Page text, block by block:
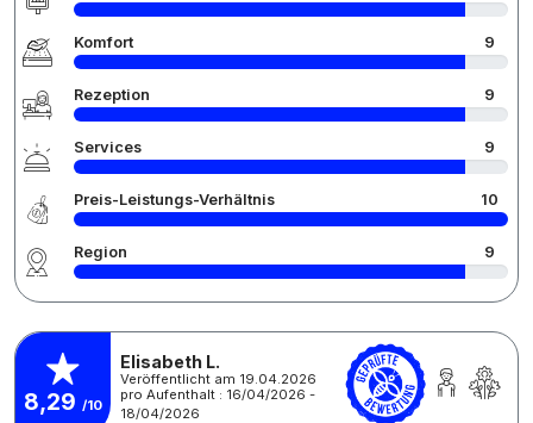
Komfort 9
Rezeption 9
Services 9
Preis-Leistungs-Verhältnis 10
Region 9
8,29 /10
Elisabeth L.
Veröffentlicht am 19.04.2026
pro Aufenthalt : 16/04/2026 -
18/04/2026